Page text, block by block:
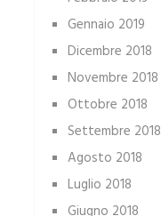
Gennaio 2019
Dicembre 2018
Novembre 2018
Ottobre 2018
Settembre 2018
Agosto 2018
Luglio 2018